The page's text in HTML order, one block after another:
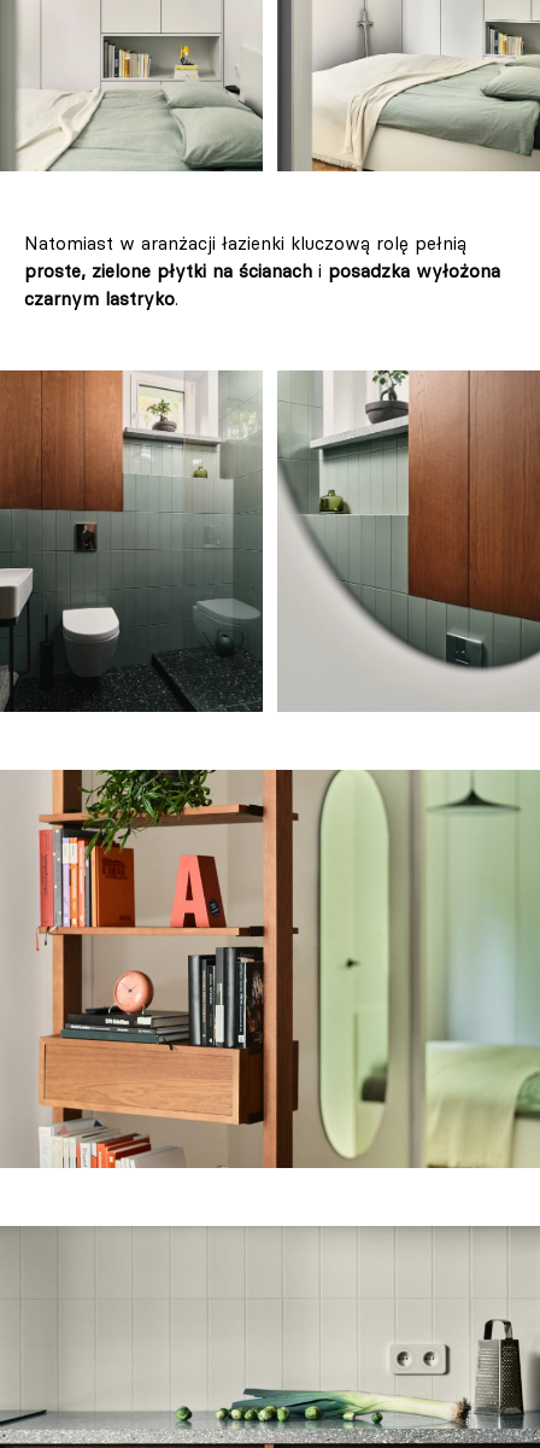
Natomiast w aranżacji łazienki kluczową rolę pełnią
proste, zielone płytki na ścianach i posadzka wyłożona
czarnym lastryko.